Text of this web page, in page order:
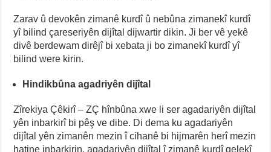
Zarav û devokên zimanê kurdî û nebûna zimanekî kurdî
yî bilind çareseriyên dijîtal dijwartir dikin. Ji ber vê yekê
divê berdewam dirêjî bi xebata ji bo zimanekî kurdî yî
bilind were kirin.
Hindikbûna agadriyên dijîtal
Zîrekiya Çêkirî – ZÇ hînbûna xwe li ser agadariyên dijîtal
yên inbarkirî bi pêş ve dibe. Di dema ku agadariyên
dijîtal yên zimanên mezin î cihanê bi hijmarên herî mezin
hatine inbarkirin, agadariyên dijîtal î zimanê kurdî gelekî